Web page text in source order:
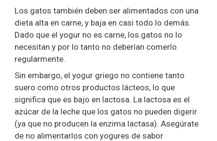
Los gatos también deben ser alimentados con una
dieta alta en carne, y baja en casi todo lo demás.
Dado que el yogur no es carne, los gatos no lo
necesitan y por lo tanto no deberían comerlo
regularmente.
Sin embargo, el yogur griego no contiene tanto
suero como otros productos lácteos, lo que
significa que es bajo en lactosa. La lactosa es el
azúcar de la leche que los gatos no pueden digerir
(ya que no producen la enzima lactasa). Asegúrate
de no alimentarlos con yogures de sabor